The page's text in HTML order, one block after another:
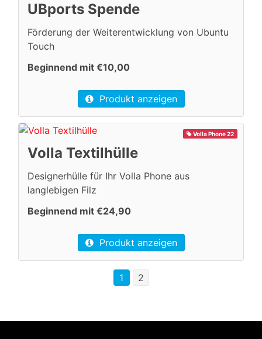
UBports Spende
Förderung der Weiterentwicklung von Ubuntu
Touch
Beginnend mit €10,00
Produkt anzeigen
Volla Phone 22
Volla Textilhülle
Designerhülle für Ihr Volla Phone aus
langlebigen Filz
Beginnend mit €24,90
Produkt anzeigen
1 2